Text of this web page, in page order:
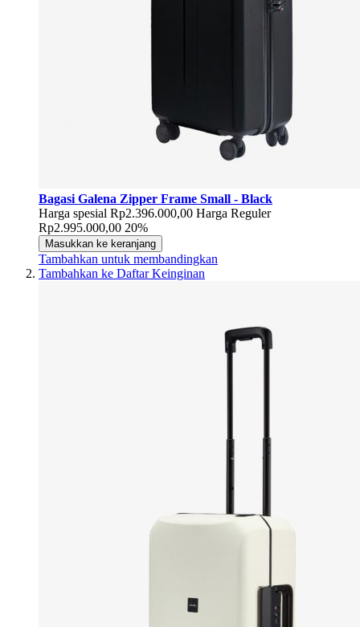
Bagasi Galena Zipper Frame Small - Black
Harga spesial Rp2.396.000,00 Harga Reguler
Rp2.995.000,00 20%
Masukkan ke keranjang
Tambahkan untuk membandingkan
Tambahkan ke Daftar Keinginan